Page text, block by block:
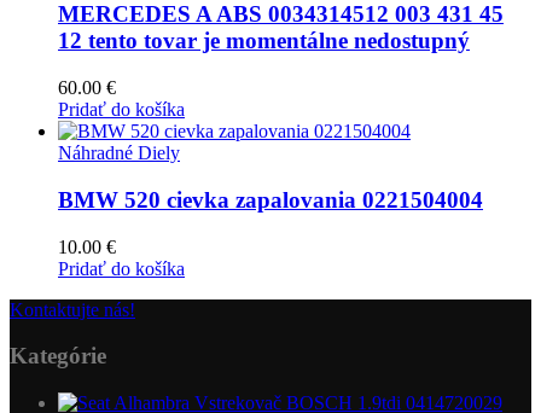
MERCEDES A ABS 0034314512 003 431 45
12 tento tovar je momentálne nedostupný
60.00 €
Pridať do košíka
Náhradné Diely
BMW 520 cievka zapalovania 0221504004
10.00 €
Pridať do košíka
Kontaktujte nás!
Kategórie